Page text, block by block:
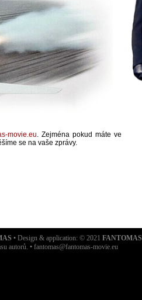
movie.eu. Zejména pokud máte ve
se na vaše zprávy.
• Design & application: © 2021 FANTOMAS
autorů. • fantomas@fantomas-movie.eu